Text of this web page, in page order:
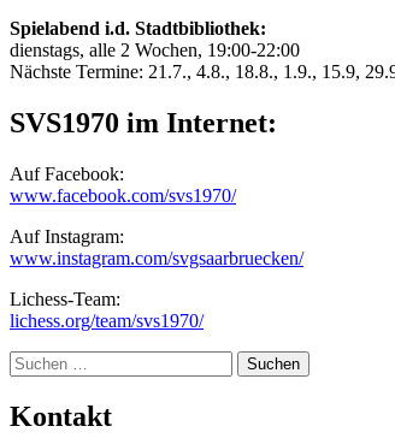
Spielabend i.d. Stadtbibliothek:
dienstags, alle 2 Wochen, 19:00-22:00
Nächste Termine: 21.7., 4.8., 18.8., 1.9., 15.9,
SVS1970 im Internet:
Auf Facebook:
www.facebook.com/svs1970/
Auf Instagram:
www.instagram.com/svgsaarbruecken/
Lichess-Team:
lichess.org/team/svs1970/
Suche
Kontakt